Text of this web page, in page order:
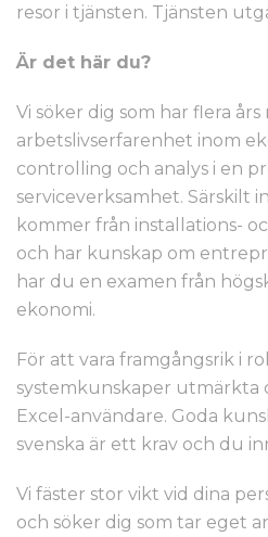
resor i tjänsten. Tjänsten
Är det här du?
Vi söker dig som har flera
arbetslivserfarenhet inom
controlling och analys i en
serviceverksamhet. Särskilt
kommer från installations-
och har kunskap om
har du en examen från
ekonomi.
För att vara framgångsrik i
systemkunskaper utmärkta
Excel-användare. Goda
svenska är ett krav och du
Vi fäster stor vikt vid dina
och söker dig som tar eget